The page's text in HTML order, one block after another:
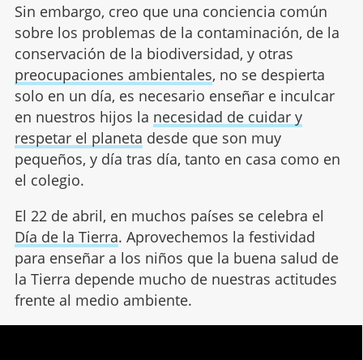
Sin embargo, creo que una conciencia común
sobre los problemas de la contaminación, de la
conservación de la biodiversidad, y otras
preocupaciones ambientales, no se despierta
solo en un día, es necesario enseñar e inculcar
en nuestros hijos la necesidad de cuidar y
respetar el planeta desde que son muy
pequeños, y día tras día, tanto en casa como en
el colegio.
El 22 de abril, en muchos países se celebra el
Día de la Tierra. Aprovechemos la festividad
para enseñar a los niños que la buena salud de
la Tierra depende mucho de nuestras actitudes
frente al medio ambiente.